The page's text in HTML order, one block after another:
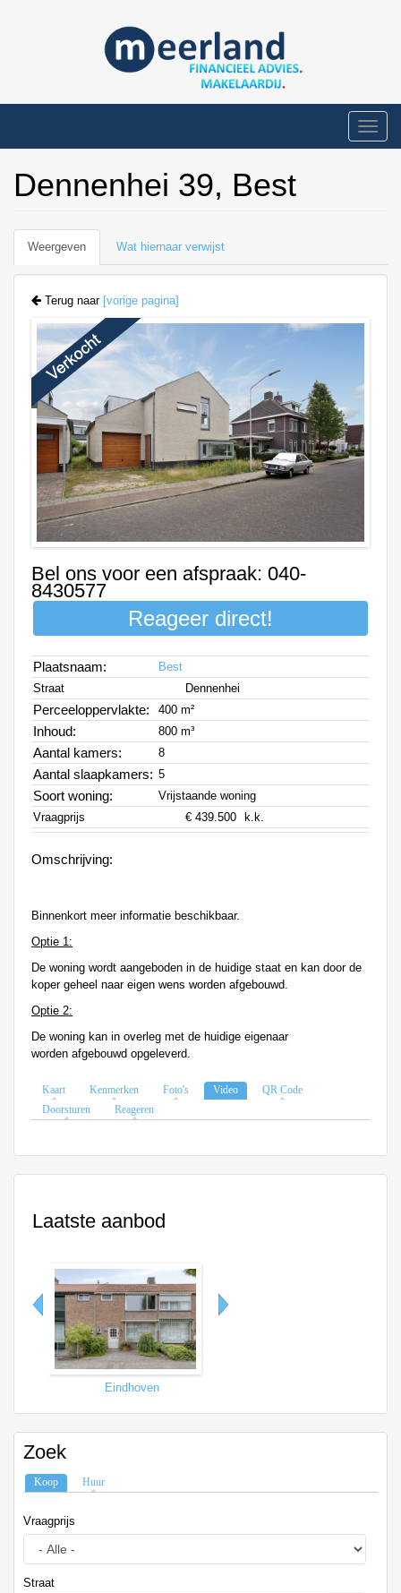
Toggle
Dennenhei 39, Best
Primaire
tabs
Weergeven (actieve
tabblad)
Wat hiernaar verwijst
Terug naar [vorige pagina]
Bel ons voor een afspraak: 040-
8430577
Reageer direct!
Plaatsnaam:
Best
Straat
Dennenhei
Perceeloppervlakte: 400 m²
Inhoud: 800 m³
Aantal kamers: 8
Aantal slaapkamers: 5
Soort woning:
Vrijstaande woning
Vraagprijs
€ 439.500 k.k.
Omschrijving:
Binnenkort meer informatie beschikbaar.
Optie 1:
De woning wordt aangeboden in de huidige staat en kan door de
koper geheel naar eigen wens worden afgebouwd.
Optie 2:
De woning kan in overleg met de huidige eigenaar
worden afgebouwd opgeleverd.
Kaart Kenmerken Foto's Video
QR Code
Doorsturen
Reageren
Laatste aanbod
Eindhoven
Zoek
Koop (actieve tabblad)
Huur
Vraagprijs
Straat